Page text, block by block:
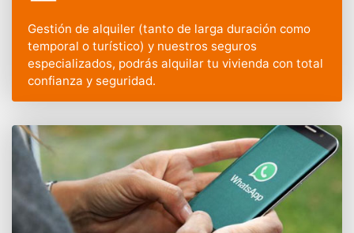
Gestión de alquiler (tanto de larga duración como
temporal o turístico) y nuestros seguros
especializados, podrás alquilar tu vivienda con total
confianza y seguridad.